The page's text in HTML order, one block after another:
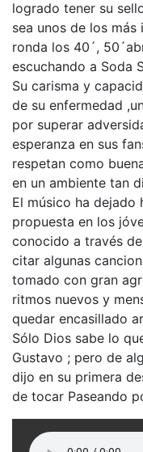
logrado tener su
sea unos de los
ronda los 40´,
escuchando a Soda
Su carisma y
de su enfermedad
por superar
esperanza en sus
respetan como
en un ambiente tan
El músico ha dejado
propuesta en los
conocido a través
citar algunas
tomado con gran
ritmos nuevos y
quedar encasillado
Sólo Dios sabe lo
Gustavo ; pero de
dijo en su primera
de tocar Paseando